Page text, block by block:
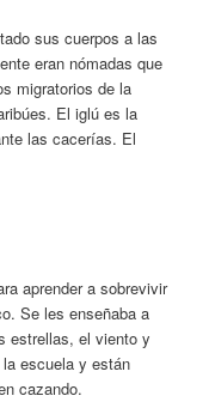
sus cuerpos a las
eran nómadas que
migratorios de la
El iglú es la
las cacerías. El
aprender a sobrevivir
Se les enseñaba a
estrellas, el viento y
escuela y están
cazando.